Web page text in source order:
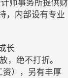
师事务所提供财
，内部设有专业
长
，绝不打折。
），另有丰厚